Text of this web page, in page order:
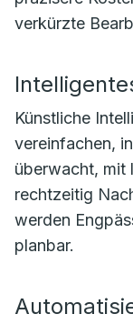
verkürzte
Künstliche
vereinfachen,
überwacht, mit
rechtzeitig
werden
planbar.